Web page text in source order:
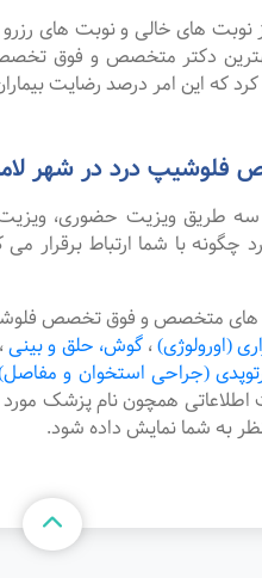
های خالی و نوبت های رزرو
دکتر متخصص و فوق
که این امر درصد رضایت
درد در شهر
طریق ویزیت حضوری،
با شما ارتباط برقرار می
های متخصص و فوق تخصص
(اورولوژی)،گوش، حلق و بینی،
(جراحی استخوان و
اطلاعاتی همچون نام پزشک
به شما نمایش داده شود.